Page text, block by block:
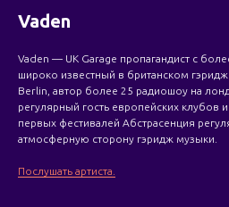
Vaden
Vaden — UK Garage пропагандист с
широко известный в британском
Berlin, автор более 25 радиошоу на
регулярный гость европейских клубов
первых фестивалей Абстрасенция
атмосферную сторону гэридж музыки.
Послушать артиста.